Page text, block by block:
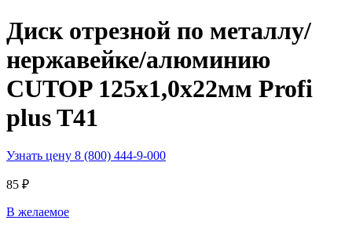
Диск отрезной по металлу/
нержавейке/алюминию
CUTOP 125х1,0х22мм Profi
plus T41
Узнать цену 8 (800) 444-9-000
85 ₽
В желаемое